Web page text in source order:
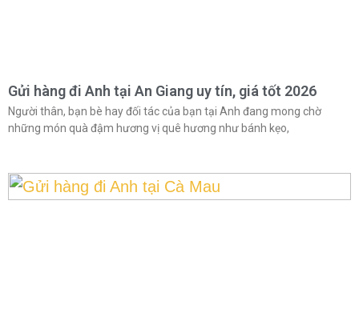
Gửi hàng đi Anh tại An Giang uy tín, giá tốt 2026
Người thân, bạn bè hay đối tác của bạn tại Anh đang mong chờ
những món quà đậm hương vị quê hương như bánh kẹo,